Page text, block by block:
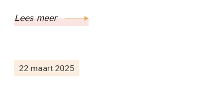
Lees meer
22 maart 2025